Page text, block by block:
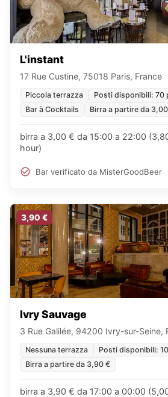
L'instant
17 Rue Custine, 75018 Paris, France
Piccola terrazza
Posti disponibili: 70
Bar à Cocktails
Birra a partire da
birra a 3,00 € da 15:00 a 22:00
hour)
Bar verificato da MisterGoodBeer
3,90 €
Ivry Sauvage
3 Rue Galilée, 94200 Ivry-sur-Seine,
Nessuna terrazza Posti disponibili:
Birra a partire da 3,90 €
birra a 3,90 € da 17:00 a 00:00